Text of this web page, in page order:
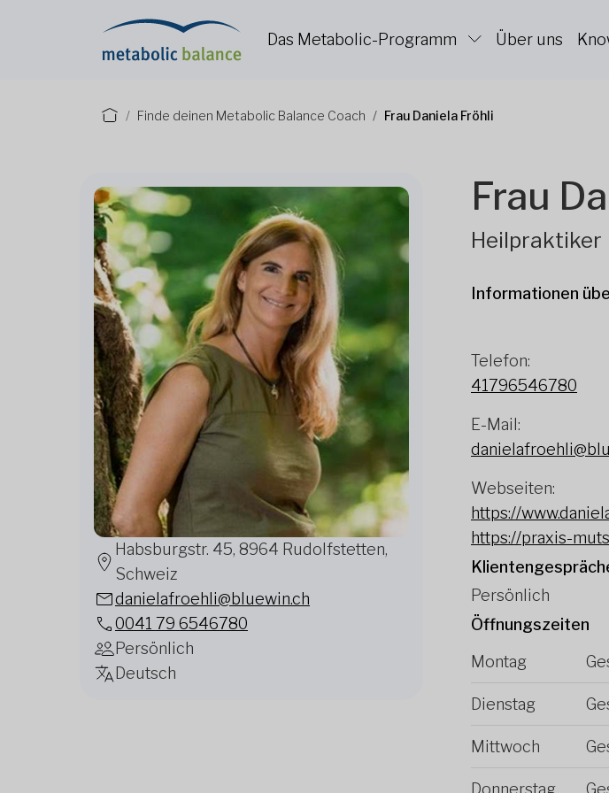
Das Metabolic-Programm Über uns
Finde deinen Metabolic Balance Coach Frau Daniela Fröhli
Habsburgstr. 45, 8964 Rudolfstetten,
Schweiz
danielafroehli@bluewin.ch
0041 79 6546780
Persönlich
Deutsch
Frau
Heilpraktiker
Informationen
Telefon:
41796546780
E-Mail:
Webseiten:
https://
https://praxis-
Persönlich
Öffnungszeiten
Montag
Dienstag
Mittwoch
Donnerstag